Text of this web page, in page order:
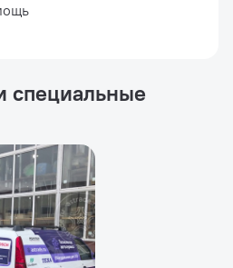
специальные